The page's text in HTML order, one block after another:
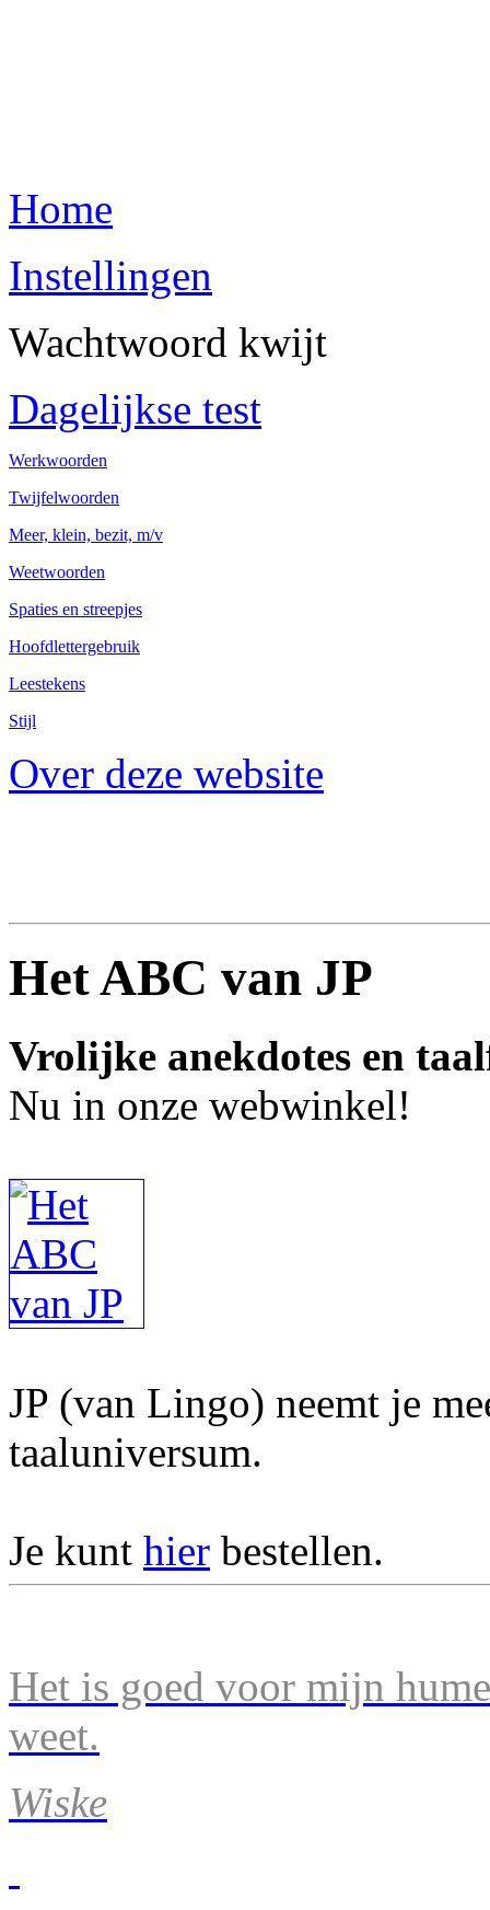
Home
Instellingen
Wachtwoord kwijt
Dagelijkse test
Werkwoorden
Twijfelwoorden
Meer, klein, bezit, m/v
Weetwoorden
Spaties en streepjes
Hoofdlettergebruik
Leestekens
Stijl
Over deze website
Het ABC van JP
Vrolijke anekdotes en
Nu in onze webwinkel!
JP (van Lingo) neemt je
taaluniversum.
Je kunt hier bestellen.
Het is goed voor mijn
weet.
Wiske